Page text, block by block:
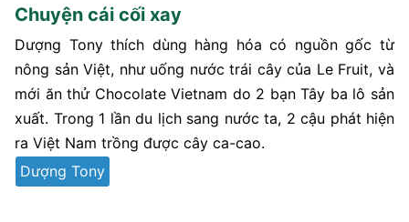
Chuyện cái cối xay
Dượng Tony thích dùng hàng hóa có nguồn gốc từ
nông sản Việt, như uống nước trái cây của Le Fruit, và
mới ăn thử Chocolate Vietnam do 2 bạn Tây ba lô sản
xuất. Trong 1 lần du lịch sang nước ta, 2 cậu phát hiện
ra Việt Nam trồng được cây ca-cao.
Dượng Tony